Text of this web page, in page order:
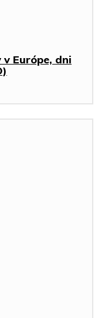
Európe, dni